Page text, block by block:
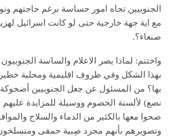
الجنوبيين تجاه امور حساسة برغم حاجتهم
مع اية جهة خارجية حتى لو كانت اسرائيل
صنعاء؟.
واختتم: لماذا يصر الاعلام والساسة
بهذا الشكل وفي ظروف اقليمية ومحلية
بها؟ من المسئول عن جعل الجنوبيين أضحوكة
نصع) لألسنة الخصوم ووسيلة للمزايدة عليهم
ضحوا معها بالكثير من الدماء والسلاح
وتصويرهم بأنهم مجرد صِبية حمقى